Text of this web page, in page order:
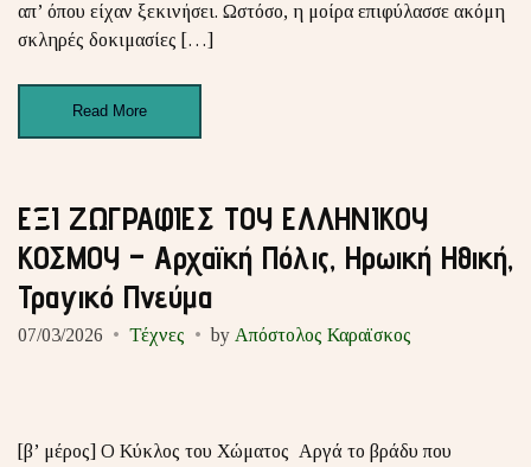
απ’ όπου είχαν ξεκινήσει. Ωστόσο, η μοίρα επιφύλασσε ακόμη
σκληρές δοκιμασίες […]
Read More
ΕΞΙ ΖΩΓΡΑΦΙΕΣ ΤΟΥ ΕΛΛΗΝΙΚΟΥ
ΚΟΣΜΟΥ – Αρχαϊκή Πόλις, Ηρωική Ηθική,
Τραγικό Πνεύμα
07/03/2026 Τέχνες by Απόστολος Καραϊσκος
[β’ μέρος] Ο Κύκλος του Χώματος Αργά το βράδυ που